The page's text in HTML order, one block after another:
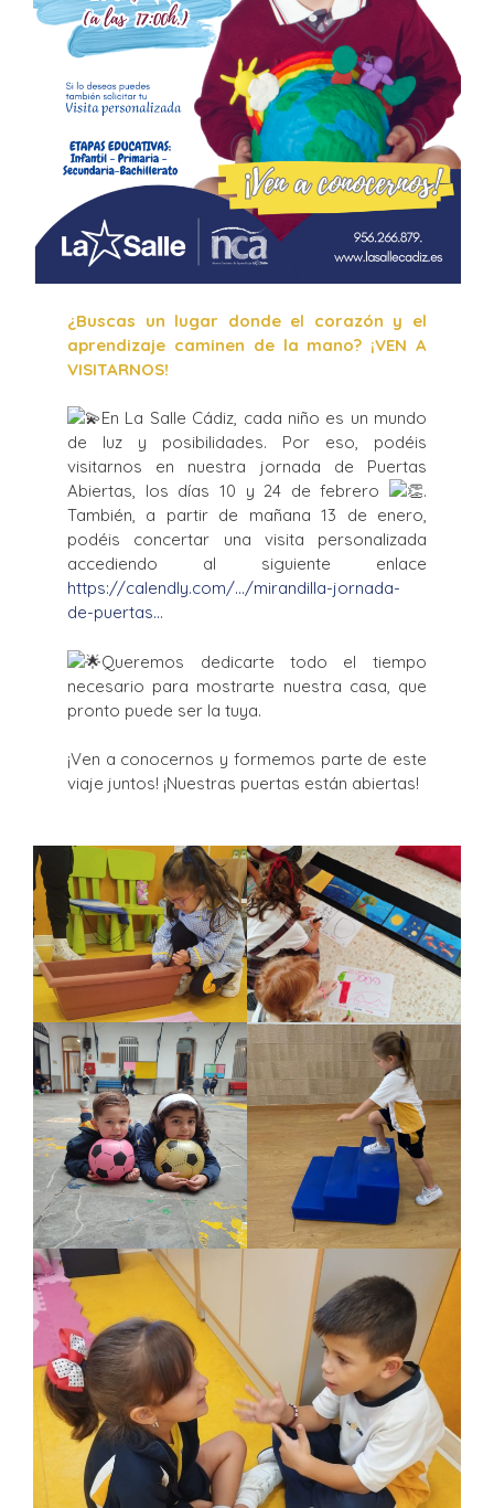
¿Buscas un lugar donde el corazón y el
aprendizaje caminen de la mano? ¡VEN A
VISITARNOS!
En La Salle Cádiz, cada niño es un mundo
de luz y posibilidades. Por eso, podéis
visitarnos en nuestra jornada de Puertas
Abiertas, los días 10 y 24 de febrero
.
También, a partir de mañana 13 de enero,
podéis concertar una visita personalizada
accediendo al siguiente enlace
https://calendly.com/…/mirandilla-jornada-
de-puertas…
Queremos dedicarte todo el tiempo
necesario para mostrarte nuestra casa, que
pronto puede ser la tuya.
¡Ven a conocernos y formemos parte de este
viaje juntos! ¡Nuestras puertas están abiertas!